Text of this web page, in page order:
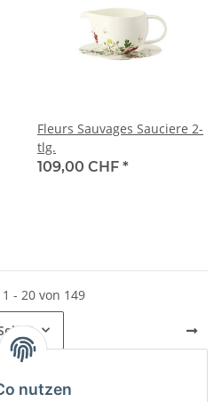
Fleurs Sauvages Sauciere 2-
tlg.
109,00 CHF *
- 20 von 149
1
nutzen